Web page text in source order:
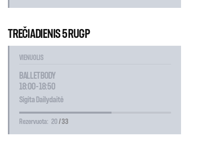
TREČIADIENIS 5 RUGP
VIENUOLIS
BALLET BODY
18:00 - 18:50
Sigita Dailydaitė
Rezervuota: 20 / 33